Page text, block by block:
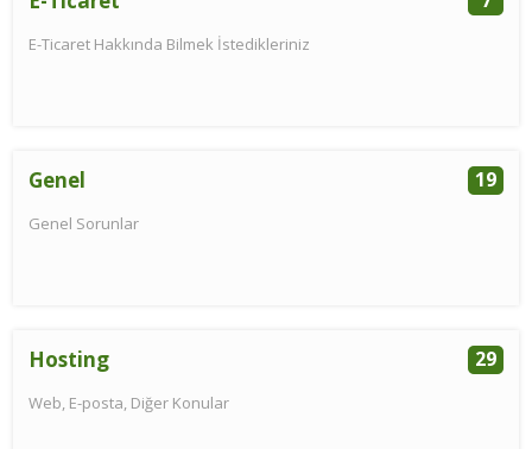
E-Ticaret Hakkında Bilmek İstedikleriniz
Genel 19
Genel Sorunlar
Hosting 29
Web, E-posta, Diğer Konular